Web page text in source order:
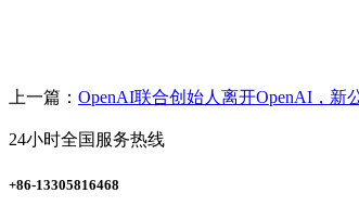
上一篇： OpenAI联合创始人离开OpenAI，新
24小时全国服务热线
+86-13305816468